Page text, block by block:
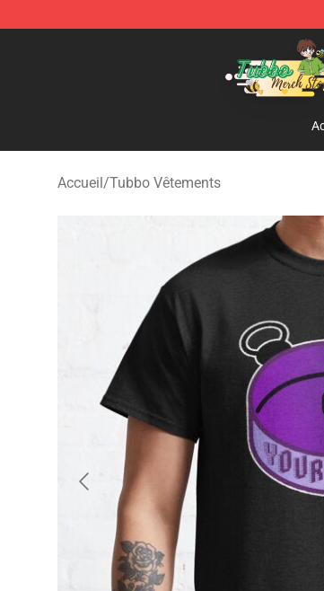
Tubbo Store - Official Tubbo Merchandise
Accueil/Tubbo Vêtements